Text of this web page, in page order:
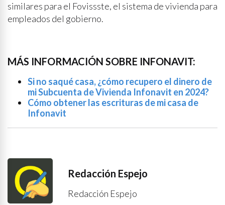
similares para el Fovissste, el sistema de vivienda para
empleados del gobierno.
MÁS INFORMACIÓN SOBRE INFONAVIT:
Si no saqué casa, ¿cómo recupero el dinero de
mi Subcuenta de Vivienda Infonavit en 2024?
Cómo obtener las escrituras de mi casa de
Infonavit
Redacción Espejo
Redacción Espejo